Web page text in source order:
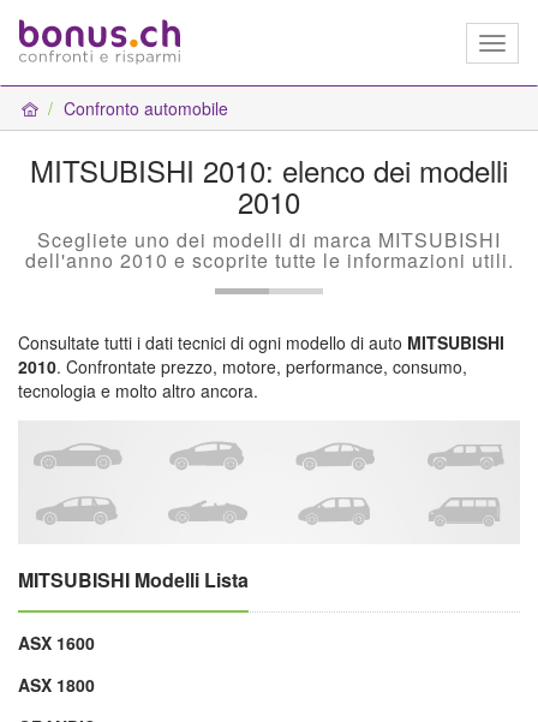
Confronto automobile
MITSUBISHI 2010: elenco dei modelli
2010
Scegliete uno dei modelli di marca MITSUBISHI
dell'anno 2010 e scoprite tutte le informazioni utili.
Consultate tutti i dati tecnici di ogni modello di auto MITSUBISHI
2010. Confrontate prezzo, motore, performance, consumo,
tecnologia e molto altro ancora.
MITSUBISHI Modelli Lista
ASX 1600
ASX 1800